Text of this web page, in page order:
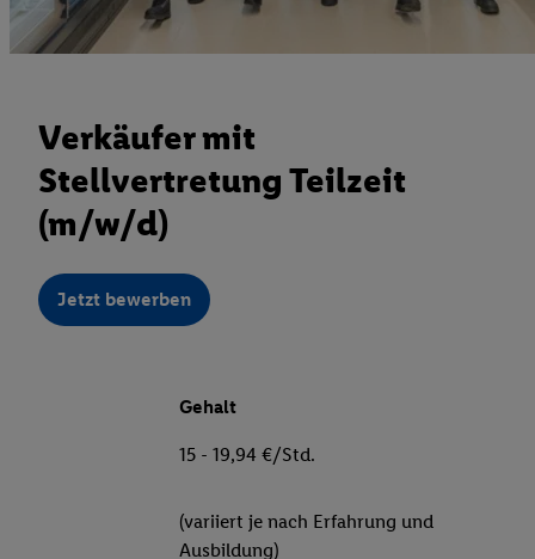
Verkäufer mit
Stellvertretung Teilzeit
(m/w/d)
Jetzt bewerben
Gehalt
15 - 19,94 €/Std.
(variiert je nach Erfahrung und
Ausbildung)